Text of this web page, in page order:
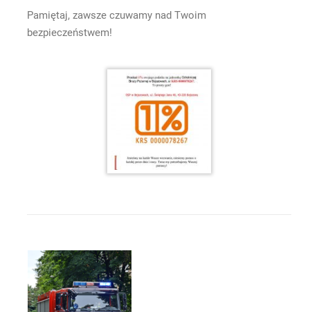
Pamiętaj, zawsze czuwamy nad Twoim
bezpieczeństwem!